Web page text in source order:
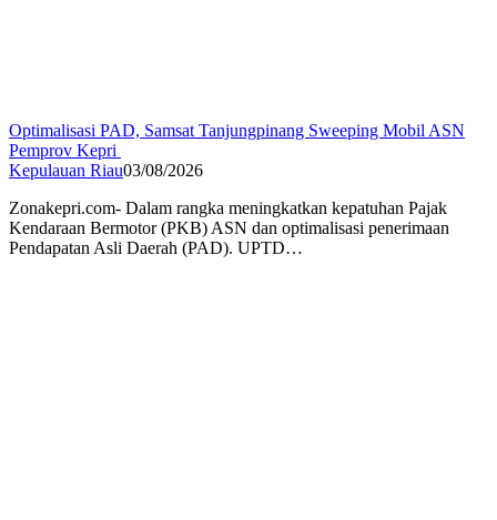
Optimalisasi PAD, Samsat Tanjungpinang Sweeping Mobil ASN
Pemprov Kepri
Kepulauan Riau03/08/2026
Zonakepri.com- Dalam rangka meningkatkan kepatuhan Pajak
Kendaraan Bermotor (PKB) ASN dan optimalisasi penerimaan
Pendapatan Asli Daerah (PAD). UPTD…